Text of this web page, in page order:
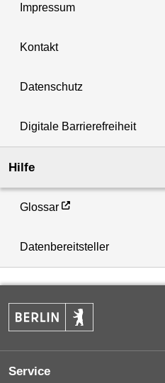
Impressum
Kontakt
Datenschutz
Digitale Barrierefreiheit
Hilfe
Glossar
Datenbereitsteller
Service